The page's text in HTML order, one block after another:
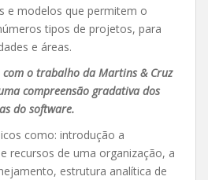
e modelos que permitem o
tipos de projetos, para
e áreas.
o trabalho da Martins & Cruz
compreensão gradativa dos
do software.
como: introdução a
recursos de uma organização, a
estrutura analítica de